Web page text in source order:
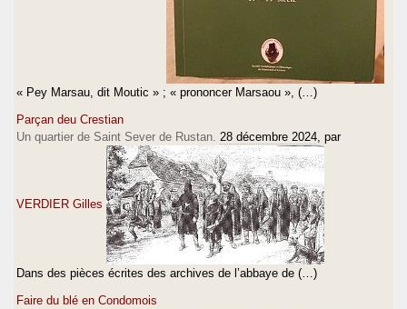
« Pey Marsau, dit Moutic » ; « prononcer Marsaou », (…)
Parçan deu Crestian
Un quartier de Saint Sever de Rustan. 28 décembre 2024 , par
VERDIER Gilles
Dans des pièces écrites des archives de l’abbaye de (…)
Faire du blé en Condomois